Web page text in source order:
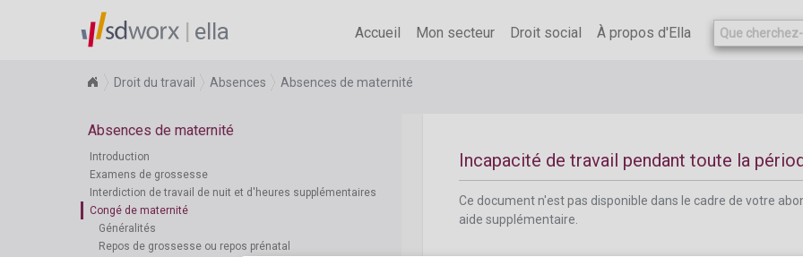
ella Accueil Mon secteur Droit social À propos d'Ella
Droit du travail Absences Absences de maternité
Absences de maternité
Introduction
Examens de grossesse
Interdiction de travail de nuit et d'heures supplémentaires
Congé de maternité
Généralités
Repos de grossesse ou repos prénatal
aide supplémentaire.
Incapacité de travail pendant toute la
Ce document n'est pas disponible dans le cadre de votre
aide supplémentaire.